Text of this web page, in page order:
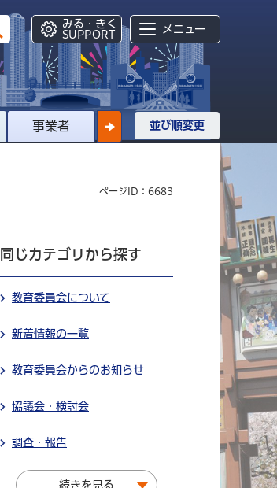
みる・きく
SUPPORT
メニュー
事業者 並び順変更
ページID：6683
同じカテゴリから探す
教育委員会について
新着情報の一覧
教育委員会からのお知らせ
協議会・検討会
調査・報告
続きを見る